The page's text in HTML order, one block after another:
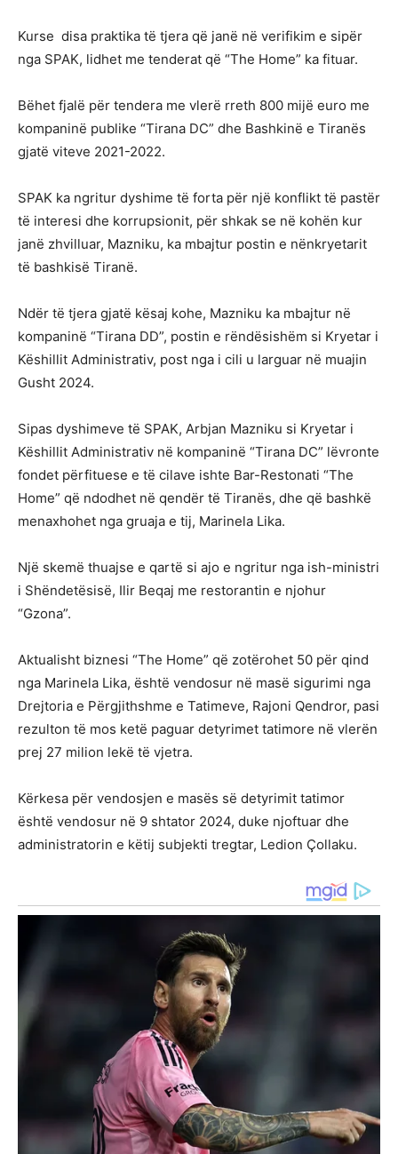
Kurse disa praktika të tjera që janë në verifikim e sipër
nga SPAK, lidhet me tenderat që “The Home” ka fituar.
Bëhet fjalë për tendera me vlerë rreth 800 mijë euro me
kompaninë publike “Tirana DC” dhe Bashkinë e Tiranës
gjatë viteve 2021-2022.
SPAK ka ngritur dyshime të forta për një konflikt të pastër
të interesi dhe korrupsionit, për shkak se në kohën kur
janë zhvilluar, Mazniku, ka mbajtur postin e nënkryetarit
të bashkisë Tiranë.
Ndër të tjera gjatë kësaj kohe, Mazniku ka mbajtur në
kompaninë “Tirana DD”, postin e rëndësishëm si Kryetar i
Këshillit Administrativ, post nga i cili u larguar në muajin
Gusht 2024.
Sipas dyshimeve të SPAK, Arbjan Mazniku si Kryetar i
Këshillit Administrativ në kompaninë “Tirana DC” lëvronte
fondet përfituese e të cilave ishte Bar-Restonati “The
Home” që ndodhet në qendër të Tiranës, dhe që bashkë
menaxhohet nga gruaja e tij, Marinela Lika.
Një skemë thuajse e qartë si ajo e ngritur nga ish-ministri
i Shëndetësisë, Ilir Beqaj me restorantin e njohur
“Gzona”.
Aktualisht biznesi “The Home” që zotërohet 50 për qind
nga Marinela Lika, është vendosur në masë sigurimi nga
Drejtoria e Përgjithshme e Tatimeve, Rajoni Qendror, pasi
rezulton të mos ketë paguar detyrimet tatimore në vlerën
prej 27 milion lekë të vjetra.
Kërkesa për vendosjen e masës së detyrimit tatimor
është vendosur në 9 shtator 2024, duke njoftuar dhe
administratorin e këtij subjekti tregtar, Ledion Çollaku.